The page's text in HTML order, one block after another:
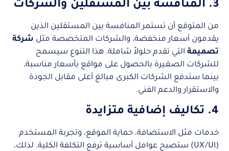
3. المنافسة بين المستقلين والشركات
من المتوقع أن تستمر المنافسة بين المستقلين الذين
يقدمون أسعار منخفضة، والشركات المتخصصة مثل شركة
تصميمة التي تقدم حلولاً شاملة. هذا التنوع سيسمح
للشركات الصغيرة بالحصول على مواقع بأسعار مناسبة،
بينما ستدفع الشركات الكبرى مبالغ أعلى مقابل الجودة
والاستقرار والدعم الفني.
4. تكاليف إضافية متزايدة
خدمات مثل الاستضافة، حماية الموقع، وتجربة المستخدم
(UX/UI) ستصبح عوامل أساسية ترفع التكلفة الكلية. لذلك،